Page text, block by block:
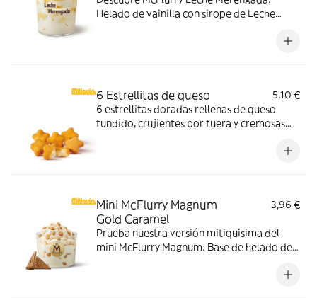
Helado de vainilla con sirope de Leche
ahora y no te quedes sin tus mitiquísimos
6 Estrellitas de queso
5,10 €
6 estrellitas doradas rellenas de queso
fundido, crujientes por fuera y cremosas
Mini McFlurry Magnum
Gold Caramel
3,96 €
Prueba nuestra versión mitiquísima del
mini McFlurry Magnum: Base de helado de
Topping triturado de galleta con perlas y